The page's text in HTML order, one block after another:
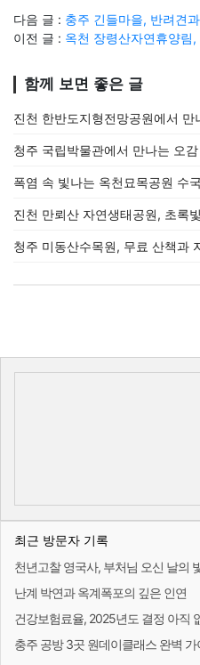
다음 글 : 충주 긴들마을, 반려견
이전 글 : 옥천 장령산자연휴양림
함께 보면 좋은 글
진천 한반도지형전망공원에서 만
청주 국립박물관에서 만나는 오감
폭염 속 빛나는 옥천묘목공원 수
진천 만뢰산 자연생태공원, 초록
청주 미동산수목원, 무료 산책과
최근 방문자 기록
천년고찰 영국사, 부처님 오신 날의
난계 박연과 옥계폭포의 깊은 인연
건강보험료율, 2025년도 결정 아직
충주 공방 3곳 원데이클래스 완벽 가